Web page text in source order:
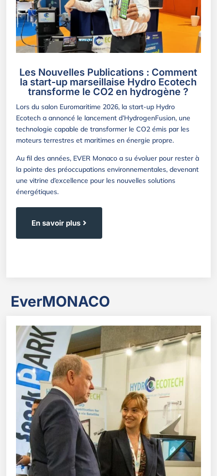
Les Nouvelles Publications : Comment
la start-up marseillaise Hydro Ecotech
transforme le CO2 en hydrogène ?
Lors du salon Euromaritime 2026, la start-up Hydro
Ecotech a annoncé le lancement d’HydrogenFusion, une
technologie capable de transformer le CO2 émis par les
moteurs terrestres et maritimes en énergie propre.
Au fil des années, EVER Monaco a su évoluer pour rester à
la pointe des préoccupations environnementales, devenant
une vitrine d’excellence pour les nouvelles solutions
énergétiques.
En savoir plus
EverMONACO